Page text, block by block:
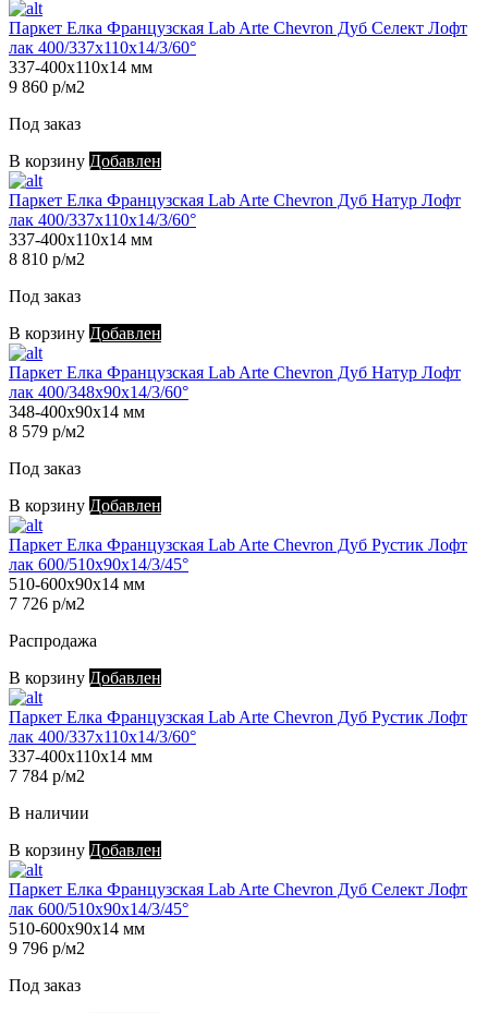
Паркет Елка Французская Lab Arte Chevron Дуб Селект Лофт
лак 400/337х110х14/3/60°
337-400х110х14 мм
9 860 р/м2
Под заказ
В корзину Добавлен
Паркет Елка Французская Lab Arte Chevron Дуб Натур Лофт
лак 400/337х110х14/3/60°
337-400х110х14 мм
8 810 р/м2
Под заказ
В корзину Добавлен
Паркет Елка Французская Lab Arte Chevron Дуб Натур Лофт
лак 400/348х90х14/3/60°
348-400х90х14 мм
8 579 р/м2
Под заказ
В корзину Добавлен
Паркет Елка Французская Lab Arte Chevron Дуб Рустик Лофт
лак 600/510х90х14/3/45°
510-600х90х14 мм
7 726 р/м2
Распродажа
В корзину Добавлен
Паркет Елка Французская Lab Arte Chevron Дуб Рустик Лофт
лак 400/337х110х14/3/60°
337-400х110х14 мм
7 784 р/м2
В наличии
В корзину Добавлен
Паркет Елка Французская Lab Arte Chevron Дуб Селект Лофт
лак 600/510х90х14/3/45°
510-600х90х14 мм
9 796 р/м2
Под заказ